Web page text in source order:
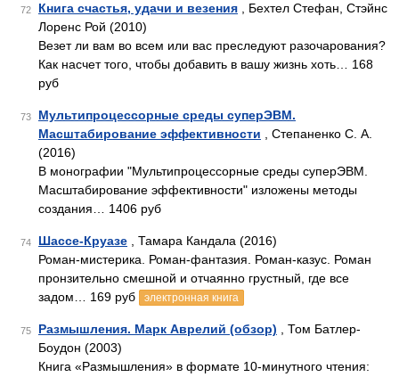
72 Книга счастья, удачи и везения , Бехтел Стефан, Стэйнс
Лоренс Рой (2010)
Везет ли вам во всем или вас преследуют разочарования?
Как насчет того, чтобы добавить в вашу жизнь хоть… 168
руб
73
Мультипроцессорные среды суперЭВМ.
Масштабирование эффективности , Степаненко С. А.
(2016)
В монографии "Мультипроцессорные среды суперЭВМ.
Масштабирование эффективности" изложены методы
создания… 1406 руб
74 Шассе-Круазе , Тамара Кандала (2016)
Роман-мистерика. Роман-фантазия. Роман-казус. Роман
пронзительно смешной и отчаянно грустный, где все
задом… 169 руб
электронная книга
75 Размышления. Марк Аврелий (обзор) , Том Батлер-
Боудон (2003)
Книга «Размышления» в формате 10-минутного чтения: